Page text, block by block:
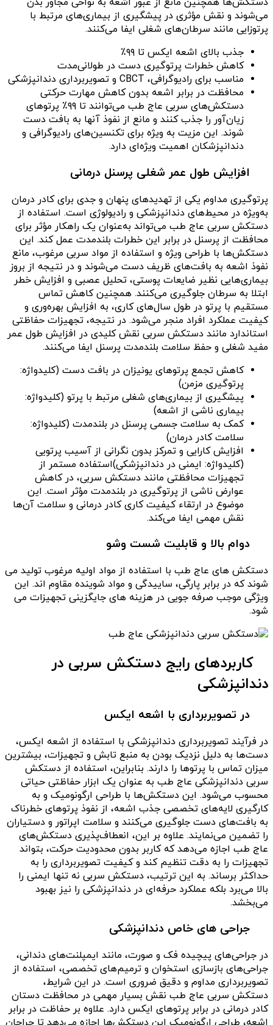
می‌شوند و نقش مؤثری در پیشگیری از بیماری‌های مرتبط با
پرتوزایی مانند سرطان‌های شغلی ایفا می‌کنند.
جذب بالای اشعه ایکس تا ۹۹٪
کاهش خطرات پرتوگیری دست در طولانی‌مدت
مناسب برای رادیوگرافی، CBCT و تصویربرداری دندانپزشکی
محافظت در برابر اشعه بدون کاهش مهارت حرکتی
دستکش‌های سربی عاج طب می‌توانند تا ۹۹٪ پرتوهای
زیان‌آور را جذب کنند و مانع از نفوذ آنها به بافت دست
شوند. این مزیت به ویژه برای تکنسین‌های رادیوگرافی و
دندانپزشکان اهمیت ویژه‌ای دارد.
افزایش طول عمر شغلی پرسنل درمانی
پرتوگیری مداوم یکی از تهدیدهای پنهان و جدی برای کادر درمان
به‌ویژه در محیط‌های دندانپزشکی و رادیولوژی است. استفاده از
دستکش سربی عاج طب می‌تواند به‌عنوان یک راهکار مؤثر برای
محافظت از پرسنل در برابر این خطرات بلندمدت عمل کند. این
دستکش‌ها با طراحی ویژه و استفاده از مواد سربی مرغوب، مانع
نفوذ اشعه به بافت‌های ظریف دست می‌شوند و در نتیجه از بروز
بیماری‌هایی نظیر ضایعات پوستی، تحلیل عصبی و افزایش خطر
ابتلا به سرطان جلوگیری می‌کنند. همچنین کاهش تماس
مستقیم با پرتو در طول سال‌های کاری، به افزایش بهره‌وری و
کیفیت عملکرد افراد منجر می‌شود. در نتیجه، تجهیزات حفاظتی
استاندارد مانند دستکش سربی نقش کلیدی در افزایش طول عمر
مفید شغلی و حفظ سلامت بلندمدت پرسنل ایفا می‌کنند.
کاهش تجمع پرتوهای یونیزان در بافت دست (کلیدواژه:
پرتوگیری مزمن)
پیشگیری از بیماری‌های شغلی مرتبط با پرتو (کلیدواژه:
بیماری ناشی از اشعه)
کمک به سلامت جسمی پرسنل در بلندمدت (کلیدواژه:
سلامت کادر درمان)
افزایش کارایی و تمرکز بدون نگرانی از آسیب پرتویی
(کلیدواژه: ایمنی در دندانپزشکی)استفاده مستمر از
تجهیزات محافظتی مانند دستکش سربی، در کاهش
عوارض ناشی از پرتوگیری در بلندمدت مؤثر است. این
موضوع در ارتقاء کیفیت کاری کادر درمانی و سلامت آن‌ها
نقش مهمی ایفا می‌کند.
دوام بالا و قابلیت شست وشو
دستکش های عاج طب با استفاده از مواد اولیه مرغوب تولید می
شوند که در برابر پارگی، ساییدگی و مواد شوینده مقاوم اند. این
ویژگی موجب صرفه جویی در هزینه های جایگزینی تجهیزات می
شود.
کاربردهای رایج دستکش سربی در
دندانپزشکی
در تصویربرداری با اشعه ایکس
در فرآیند تصویربرداری دندانپزشکی با استفاده از اشعه ایکس،
دست‌ها به دلیل نزدیک بودن به منبع تابش و تجهیزات، بیشترین
میزان تماس با پرتوها را دارند. بنابراین، استفاده از دستکش
سربی دندانپزشکی عاج طب به عنوان یک ابزار حفاظتی حیاتی
محسوب می‌شود. این دستکش‌ها با طراحی ارگونومیک و به
کارگیری لایه‌های تخصصی جذب اشعه، از نفوذ پرتوهای خطرناک
به بافت‌های دست جلوگیری می‌کنند و سلامت اپراتور و دستیاران
را تضمین می‌نمایند. علاوه بر این، انعطاف‌پذیری دستکش‌های
عاج طب اجازه می‌دهد که کاربر بدون محدودیت حرکت، بتواند
تجهیزات را به دقت تنظیم کند و کیفیت تصویربرداری را به
حداکثر برساند. به این ترتیب، دستکش سربی نه تنها ایمنی را
بالا می‌برد بلکه عملکرد حرفه‌ای در دندانپزشکی را نیز بهبود
می‌بخشد.
جراحی های خاص دندانپزشکی
در جراحی‌های پیچیده فک و صورت، مانند ایمپلنت‌های دندانی،
جراحی‌های بازسازی استخوان و ترمیم‌های تخصصی، استفاده از
تصویربرداری مداوم و دقیق ضروری است. در این شرایط،
دستکش سربی عاج طب نقش بسیار مهمی در محافظت دستان
کادر درمانی در برابر پرتوهای ایکس دارد. علاوه بر حفاظت در برابر